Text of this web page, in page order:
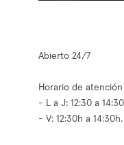
Abierto 24/7
Horario de
- L a J: 12:30 a
- V: 12:30h a 14:30h.